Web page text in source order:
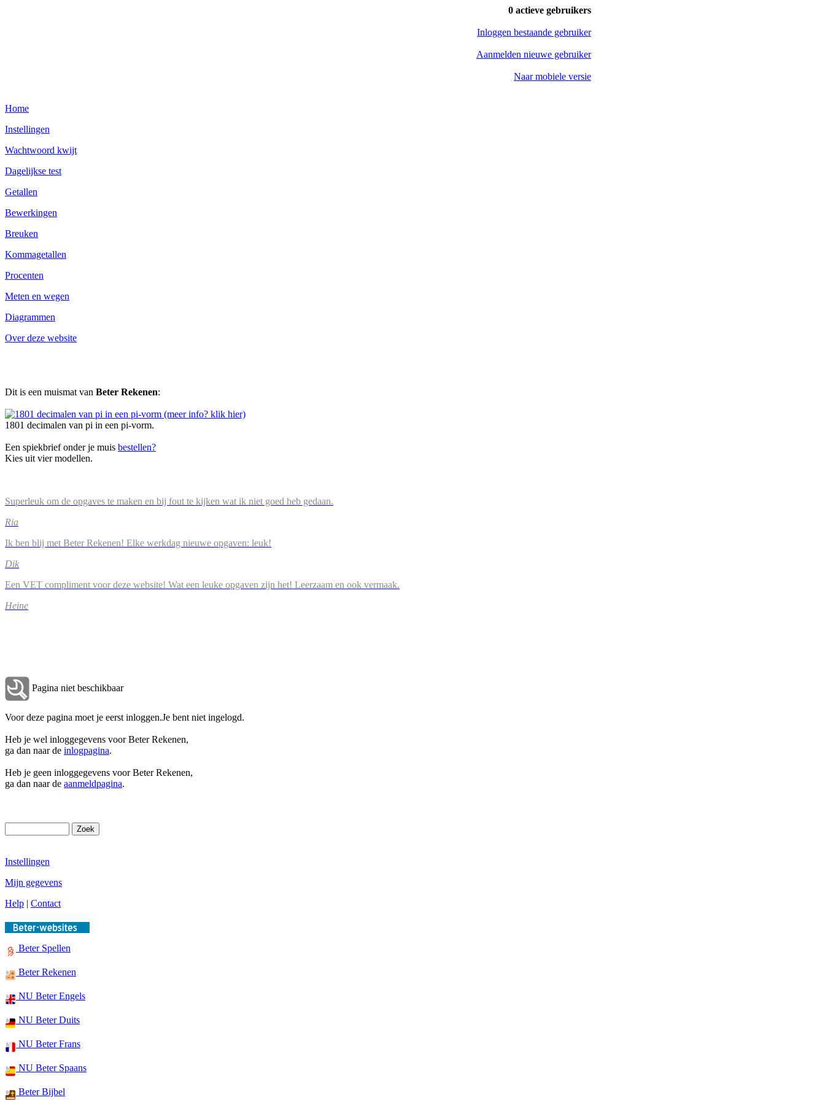
0 actieve gebruikers
Inloggen bestaande gebruiker
Aanmelden nieuwe gebruiker
Naar mobiele versie
Home
Instellingen
Wachtwoord kwijt
Dagelijkse test
Getallen
Bewerkingen
Breuken
Kommagetallen
Procenten
Meten en wegen
Diagrammen
Over deze website
Dit is een muismat van Beter Rekenen:
1801 decimalen van pi in een pi-vorm.
Een spiekbrief onder je muis bestellen?
Kies uit vier modellen.
Superleuk om de opgaves te maken en bij fout te kijken wat ik niet goed heb gedaan.
Ria
Ik ben blij met Beter Rekenen! Elke werkdag nieuwe opgaven: leuk!
Dik
Een VET compliment voor deze website! Wat een leuke opgaven zijn het! Leerzaam en ook vermaak.
Heine
Pagina niet beschikbaar
Voor deze pagina moet je eerst inloggen.Je bent niet ingelogd.
Heb je wel inloggegevens voor Beter Rekenen,
ga dan naar de inlogpagina.
Heb je geen inloggegevens voor Beter Rekenen,
ga dan naar de aanmeldpagina.
Instellingen
Mijn gegevens
Help | Contact
Beter Spellen
Beter Rekenen
NU Beter Engels
NU Beter Duits
NU Beter Frans
NU Beter Spaans
Beter Bijbel